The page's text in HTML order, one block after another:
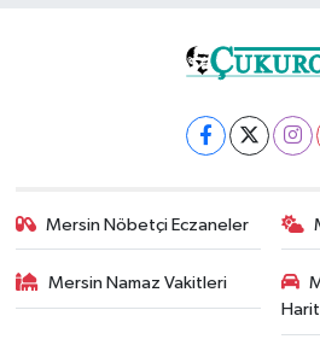
Mersin Nöbetçi Eczaneler
Mersin Namaz Vakitleri